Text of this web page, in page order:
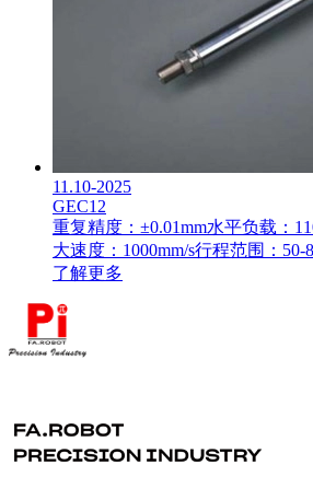
11.10-2025
GEC12
重复精度：±0.01mm水平负载：
大速度：1000mm/s行程范围：50-
了解更多